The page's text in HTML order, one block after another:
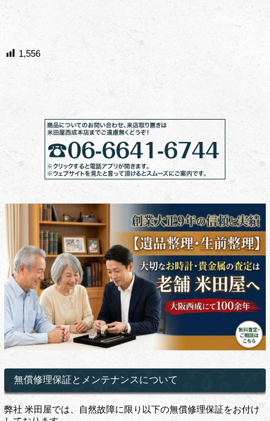
1,556
無償修理保証とメンテナンスについて
弊社 米田屋では、自然故障に限り以下の無償修理保証をお付け